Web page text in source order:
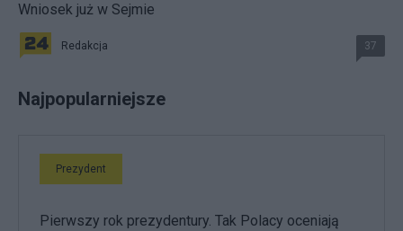
Wniosek już w Sejmie
Redakcja 37
Najpopularniejsze
Prezydent
Pierwszy rok prezydentury. Tak Polacy oceniają